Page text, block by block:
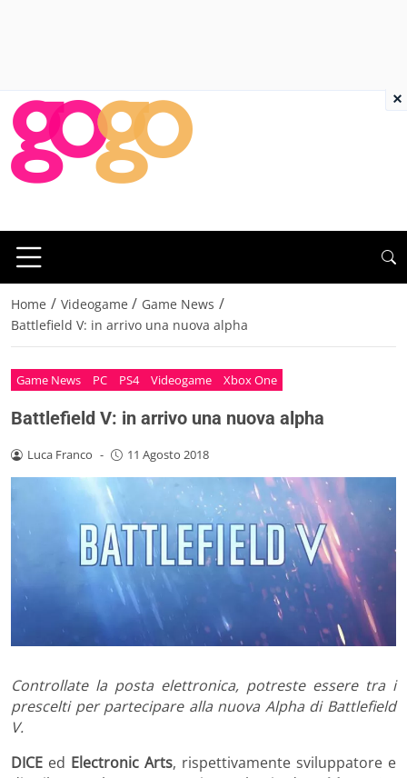
Home / Videogame / Game News /
Battlefield V: in arrivo una nuova alpha
Game News PC PS4 Videogame Xbox One
Battlefield V: in arrivo una nuova alpha
Luca Franco - 11 Agosto 2018
Controllate la posta elettronica, potreste essere tra i
prescelti per partecipare alla nuova Alpha di Battlefield
V.
DICE ed Electronic Arts, rispettivamente sviluppatore e
×